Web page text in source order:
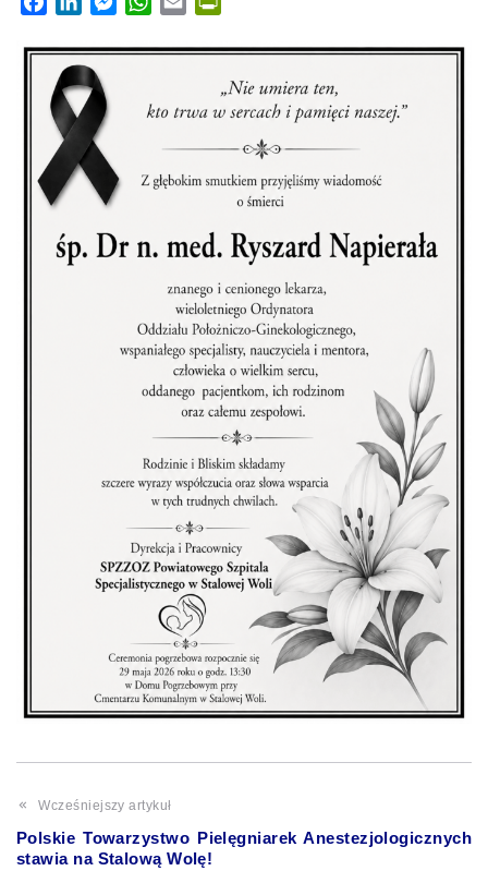
Wcześniejszy artykuł
Polskie Towarzystwo Pielęgniarek Anestezjologicznych
stawia na Stalową Wolę!